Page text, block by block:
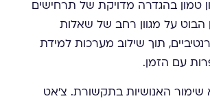
טמון בהגדרה מדויקת של תרחישים
הבוט על מגוון רחב של שאלות
תוך שילוב מערכות למידת
עם הזמן.
שימור האנושיות בתקשורת. צ'אט